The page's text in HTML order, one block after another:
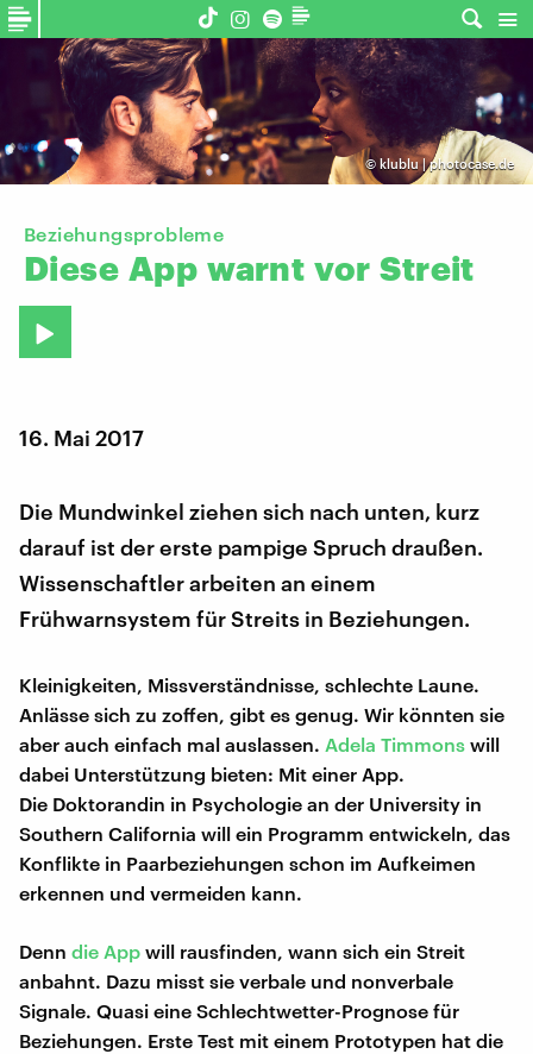
© klublu | photocase.de
Beziehungsprobleme
Diese App warnt vor Streit
16. Mai 2017
Die Mundwinkel ziehen sich nach unten, kurz
darauf ist der erste pampige Spruch draußen.
Wissenschaftler arbeiten an einem
Frühwarnsystem für Streits in Beziehungen.
Kleinigkeiten, Missverständnisse, schlechte Laune.
Anlässe sich zu zoffen, gibt es genug. Wir könnten sie
aber auch einfach mal auslassen. Adela Timmons will
dabei Unterstützung bieten: Mit einer App.
Die Doktorandin in Psychologie an der University in
Southern California will ein Programm entwickeln, das
Konflikte in Paarbeziehungen schon im Aufkeimen
erkennen und vermeiden kann.
Denn die App will rausfinden, wann sich ein Streit
anbahnt. Dazu misst sie verbale und nonverbale
Signale. Quasi eine Schlechtwetter-Prognose für
Beziehungen. Erste Test mit einem Prototypen hat die